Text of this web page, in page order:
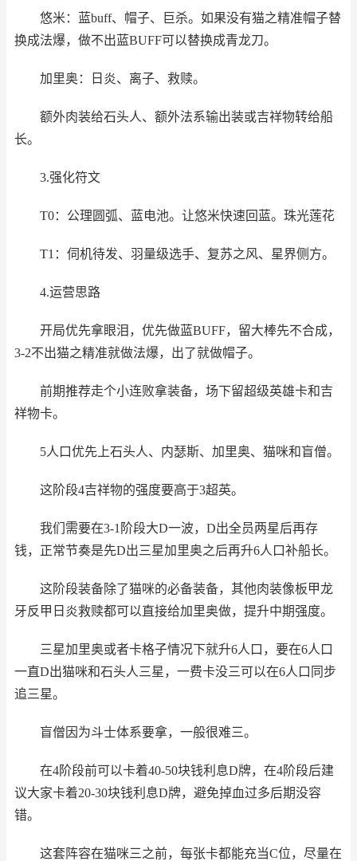
悠米：蓝buff、帽子、巨杀。如果没有猫之精准帽子替
换成法爆，做不出蓝BUFF可以替换成青龙刀。
加里奥：日炎、离子、救赎。
额外肉装给石头人、额外法系输出装或吉祥物转给船
长。
3.强化符文
T0：公理圆弧、蓝电池。让悠米快速回蓝。珠光莲花
T1：伺机待发、羽量级选手、复苏之风、星界侧方。
4.运营思路
开局优先拿眼泪，优先做蓝BUFF，留大棒先不合成，
3-2不出猫之精准就做法爆，出了就做帽子。
前期推荐走个小连败拿装备，场下留超级英雄卡和吉
祥物卡。
5人口优先上石头人、内瑟斯、加里奥、猫咪和盲僧。
这阶段4吉祥物的强度要高于3超英。
我们需要在3-1阶段大D一波，D出全员两星后再存
钱，正常节奏是先D出三星加里奥之后再升6人口补船长。
这阶段装备除了猫咪的必备装备，其他肉装像板甲龙
牙反甲日炎救赎都可以直接给加里奥做，提升中期强度。
三星加里奥或者卡格子情况下就升6人口，要在6人口
一直D出猫咪和石头人三星，一费卡没三可以在6人口同步
追三星。
盲僧因为斗士体系要拿，一般很难三。
在4阶段前可以卡着40-50块钱利息D牌，在4阶段后建
议大家卡着20-30块钱利息D牌，避免掉血过多后期没容
错。
这套阵容在猫咪三之前，每张卡都能充当C位，尽量在